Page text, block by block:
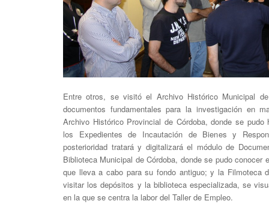
Entre otros, se visitó el Archivo Histórico Municipal
documentos fundamentales para la investigación en
Archivo Histórico Provincial de Córdoba, donde se pudo
los Expedientes de Incautación de Bienes y
posterioridad tratará y digitalizará el módulo de
Biblioteca Municipal de Córdoba, donde se pudo conocer
que lleva a cabo para su fondo antiguo; y la Filmoteca
visitar los depósitos y la biblioteca especializada, se
en la que se centra la labor del Taller de Empleo.